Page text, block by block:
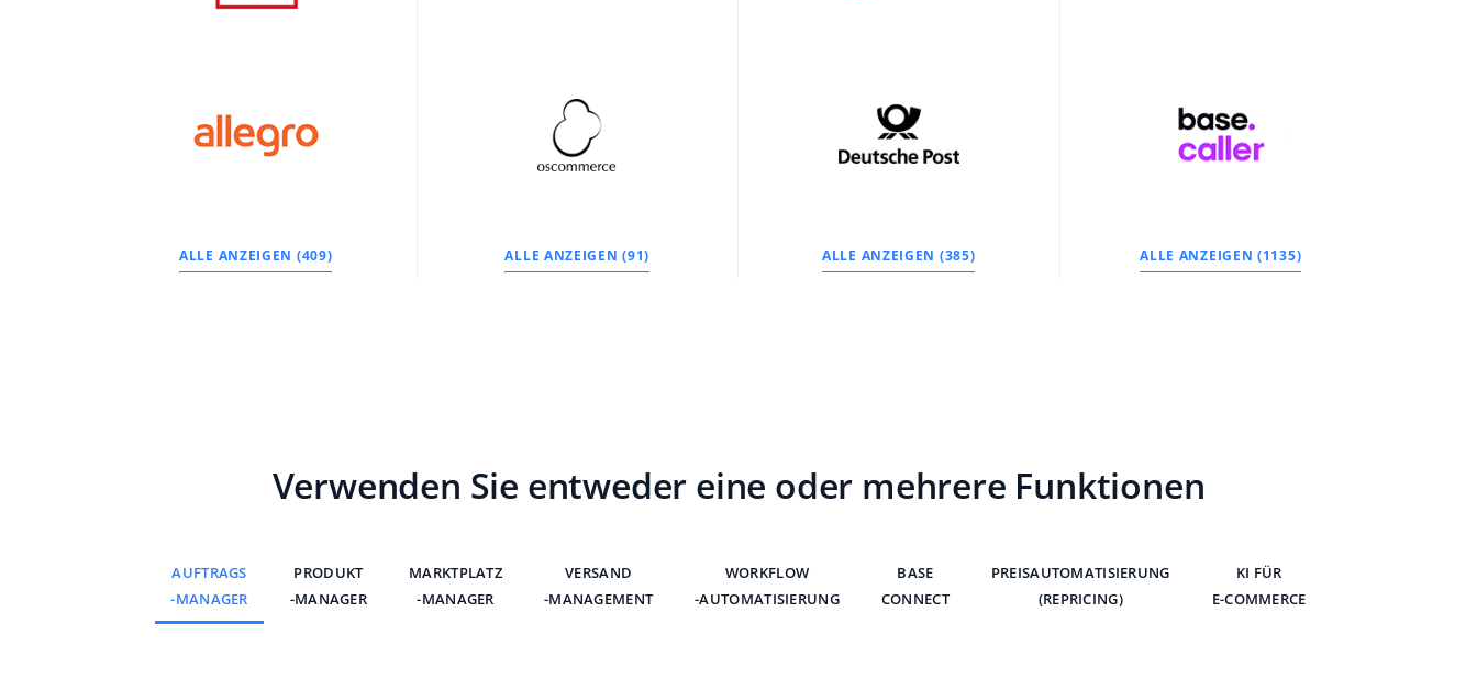
ALLE ANZEIGEN (409) ALLE ANZEIGEN (91) ALLE ANZEIGEN (385) ALLE ANZEIGEN (1135)
Verwenden Sie entweder eine oder mehrere Funktionen
AUFTRAGS
-MANAGER
PRODUKT
-MANAGER
MARKTPLATZ
-MANAGER
VERSAND
-MANAGEMENT
WORKFLOW
-AUTOMATISIERUNG
BASE
CONNECT
PREISAUTOMATISIERUNG
(REPRICING)
KI FÜR
E-COMMERCE